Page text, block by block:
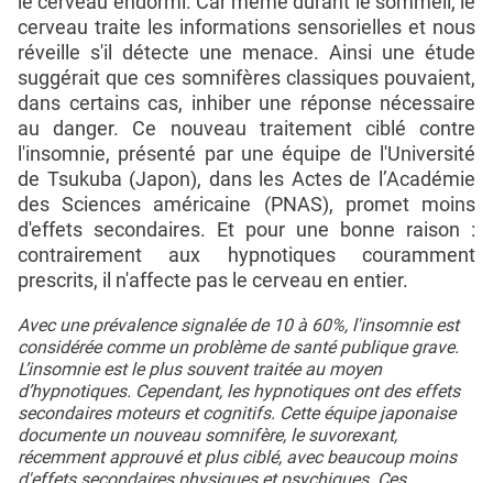
cerveau traite les informations sensorielles et nous
réveille s'il détecte une menace. Ainsi une étude
suggérait que ces somnifères classiques pouvaient,
dans certains cas, inhiber une réponse nécessaire
au danger. Ce nouveau traitement ciblé contre
l'insomnie, présenté par une équipe de l'Université
de Tsukuba (Japon), dans les Actes de l’Académie
des Sciences américaine (PNAS), promet moins
d'effets secondaires. Et pour une bonne raison :
contrairement aux hypnotiques couramment
prescrits, il n'affecte pas le cerveau en entier.
Avec une prévalence signalée de 10 à 60%, l'insomnie est
considérée comme un problème de santé publique grave.
L’insomnie est le plus souvent traitée au moyen
d’hypnotiques. Cependant, les hypnotiques ont des effets
secondaires moteurs et cognitifs. Cette équipe japonaise
documente un nouveau somnifère, le suvorexant,
récemment approuvé et plus ciblé, avec beaucoup moins